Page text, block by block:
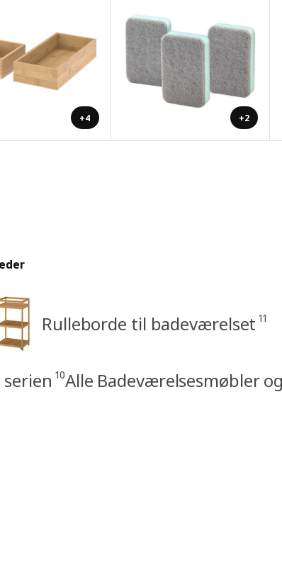
+4 +2
Rulleborde til badeværelset 11
serien 10Alle Badeværelsesmøbler